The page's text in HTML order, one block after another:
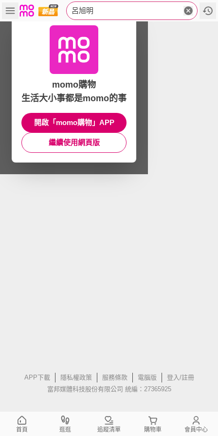
呂旭明
APP下載 隱私權政策 服務條款 電腦版
登入/註冊
富邦媒體科技股份有限公司 統編：27365925
momo購物
生活大小事都是momo的事
開啟「momo購物」APP
繼續使用網頁版
首頁 逛逛 追蹤清單 購物車 會員中心